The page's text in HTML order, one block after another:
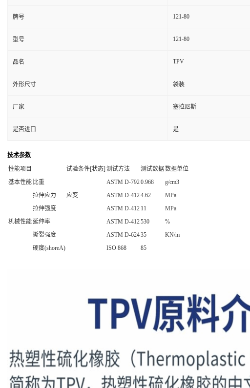
牌号 121-80
型号 121-80
品名 TPV
外形尺寸 袋装
厂家 塞拉尼斯
是否进口 是
技术参数
性能项目
试验条件[状态] 测试方法 测试数据数据单位
基本性能 比重 ASTM D-7920.968 g/cm3
机械性能
拉伸应力 应变 ASTM D-4124.62
MPa
拉伸强度
ASTM D-412 11
MPa
延伸率
ASTM D-412530
%
撕裂强度
ASTM D-62435
KN/m
硬度(shoreA)
ISO 868 85